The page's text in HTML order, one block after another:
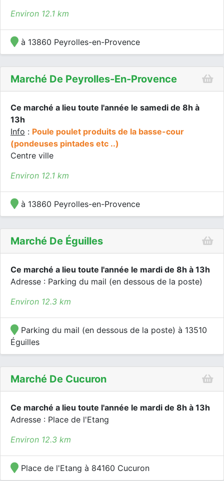
Environ 12.1 km
à 13860 Peyrolles-en-Provence
Marché De Peyrolles-En-Provence
Ce marché a lieu toute l'année le samedi de 8h à
13h
Info : Poule poulet produits de la basse-cour
(pondeuses pintades etc ..)
Centre ville
Environ 12.1 km
à 13860 Peyrolles-en-Provence
Marché De Éguilles
Ce marché a lieu toute l'année le mardi de 8h à 13h
Adresse : Parking du mail (en dessous de la poste)
Environ 12.3 km
Parking du mail (en dessous de la poste) à 13510
Éguilles
Marché De Cucuron
Ce marché a lieu toute l'année le mardi de 8h à 13h
Adresse : Place de l'Etang
Environ 12.3 km
Place de l'Etang à 84160 Cucuron